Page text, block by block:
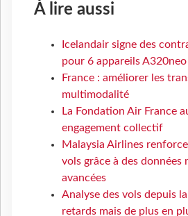
À lire aussi
Icelandair signe des
pour 6 appareils A320neo
France : améliorer les
multimodalité
La Fondation Air France
engagement collectif
Malaysia Airlines
vols grâce à des données
avancées
Analyse des vols depuis
retards mais de plus en